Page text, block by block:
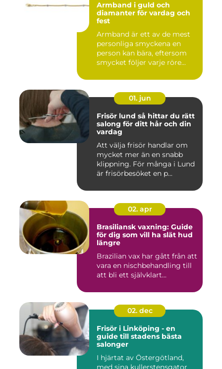
Armband i guld och
diamanter för vardag och
fest
Armband är ett av de mest
personliga smyckena en
person kan bära, eftersom
smycket följer varje röre...
01. jun
Frisör lund så hittar du rätt
salong för ditt hår och din
vardag
Att välja frisör handlar om
mycket mer än en snabb
klippning. För många i Lund
är frisörbesöket en p...
02. apr
Brasiliansk vaxning: Guide
för dig som vill ha slät hud
längre
Brazilian vax har gått från att
vara en nischbehandling till
att bli ett självklart...
02. dec
Frisör i Linköping - en
guide till stadens bästa
salonger
I hjärtat av Östergötland,
med sina kullerstensgator